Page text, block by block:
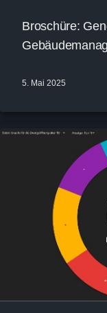
Broschüre:
5. Mai 2025